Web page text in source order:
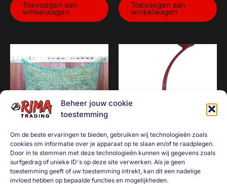
Beheer jouw cookie
toestemming
Om de beste ervaringen te bieden, gebruiken wij technologieën zoals
cookies om informatie over je apparaat op te slaan en/of te raadplegen.
Door in te stemmen met deze technologieën kunnen wij gegevens zoals
surfgedrag of unieke ID's op deze site verwerken. Als je geen
toestemming geeft of uw toestemming intrekt, kan dit een nadelige
invloed hebben op bepaalde functies en mogelijkheden.
Toevoegen aan
winkelwagen
Toevoegen aan
winkelwagen
Slowfeeder / hooinet 5mm
| X-strong | 80×120
(verticaal)
Ballenwerper 38cm met bal
rood
€ 2,50